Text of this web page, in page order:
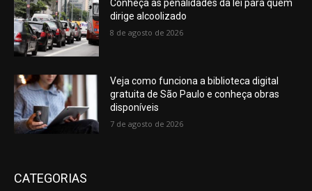
Conheça as penalidades da lei para quem
dirige alcoolizado
8 de agosto de 2026
Veja como funciona a biblioteca digital
gratuita de São Paulo e conheça obras
disponíveis
7 de agosto de 2026
CATEGORIAS